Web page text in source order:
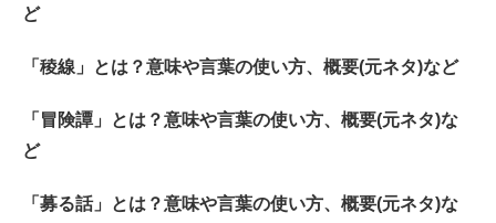
ど
「稜線」とは？意味や言葉の使い方、概要(元ネタ)など
「冒険譚」とは？意味や言葉の使い方、概要(元ネタ)な
ど
「募る話」とは？意味や言葉の使い方、概要(元ネタ)な